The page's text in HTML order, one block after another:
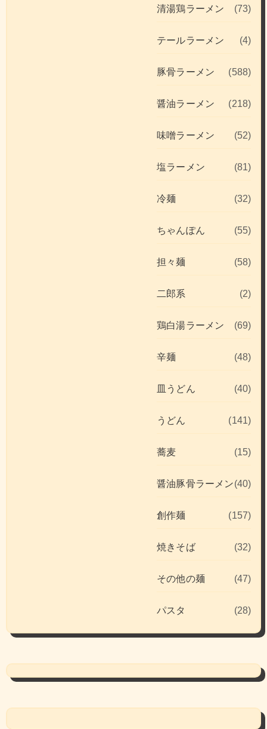
清湯鶏ラーメン (73)
テールラーメン (4)
豚骨ラーメン (588)
醤油ラーメン (218)
味噌ラーメン (52)
塩ラーメン (81)
冷麺 (32)
ちゃんぽん (55)
担々麺 (58)
二郎系 (2)
鶏白湯ラーメン (69)
辛麺 (48)
皿うどん (40)
うどん (141)
蕎麦 (15)
醤油豚骨ラーメン(40)
創作麺 (157)
焼きそば (32)
その他の麺 (47)
パスタ (28)